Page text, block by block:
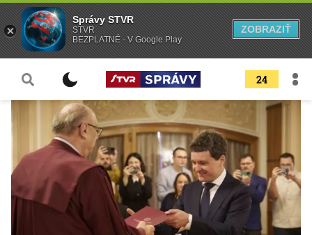
24
Správy STVR
STVR
BEZPLATNÉ - V Google Play
ZOBRAZIŤ